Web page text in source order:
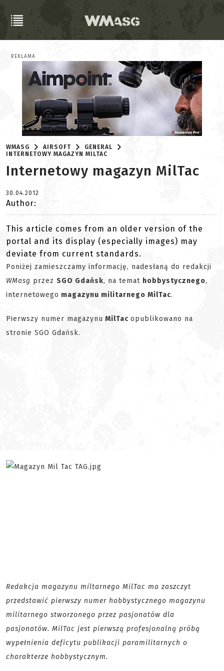
REKLAMA
WMASG AIRSOFT
GENERAL
INTERNETOWY MAGAZYN MILTAC
Internetowy magazyn MilTac
30.04.2012
Author:
This article comes from an older version of the
portal and its display (especially images) may
deviate from current standards.
Poniżej zamieszczamy informację, nadesłaną do redakcji
WMasg przez SGO Gdańsk, na temat hobbystycznego,
internetowego magazynu militarnego MilTac.
Pierwszy numer magazynu MilTac opublikowano na
stronie SGO Gdańsk.
Redakcja magazynu miltarnego MilTac ma zaszczyt
przedstawić pierwszy numer hobbystycznego magazynu
militarnego stworzonego przez pasjonatów dla
pasjonatów. MilTac jest pierwszą profesjonalną próbą
wypełnienia deficytu publikacji paramilitarnych o
charakterze hobbystycznym.